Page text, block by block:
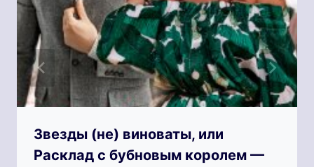
Звезды (не) виноваты, или
Расклад с бубновым королем —